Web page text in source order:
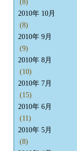
(8)
2010年 10月
(8)
2010年 9月
(9)
2010年 8月
(10)
2010年 7月
(15)
2010年 6月
(11)
2010年 5月
(8)